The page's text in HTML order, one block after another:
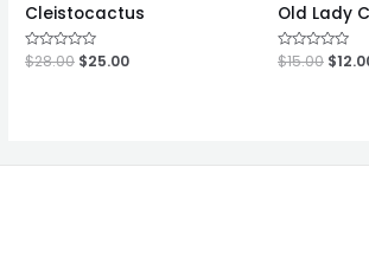
Cleistocactus
ให้
คะแนน
$28.00 $25.00
Old Lady
ให้
คะแนน
$15.00 $